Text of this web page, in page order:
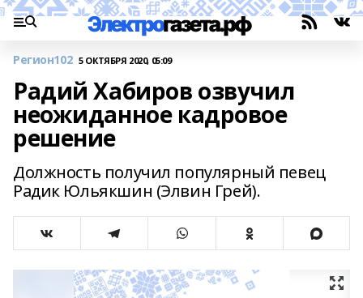
Регион102 5 ОКТЯБРЯ 2020, 05:09
Радий Хабиров озвучил
неожиданное кадровое
решение
Должность получил популярный певец
Радик Юльякшин (Элвин Грей).